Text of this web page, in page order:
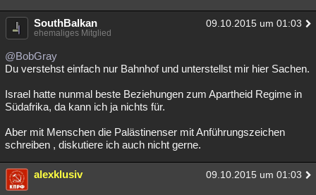
SouthBalkan 09.10.2015 um 01:03
ehemaliges Mitglied
@BobGray
Du verstehst einfach nur Bahnhof und unterstellst mir hier Sachen.
Israel hatte nunmal beste Beziehungen zum Apartheid Regime in
Südafrika, da kann ich ja nichts für.
Aber mit Menschen die Palästinenser mit Anführungszeichen
schreiben , diskutiere ich auch nicht gerne.
alexklusiv 09.10.2015 um 01:03